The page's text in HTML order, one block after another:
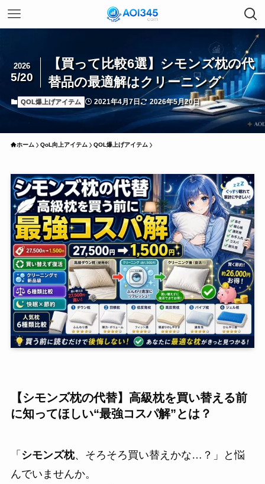
【買って比較6選】シモンズ枕の代
替品の最適解はクリーニング
2026
5/20
QOL爆上げアイテム 2021年4月7日 2026年5月20日
ホーム QoL向上アイテム QOL爆上げアイテム
【シモンズ枕の代替】高級枕を買い替える前
に知ってほしい“最強コスパ解”とは？
「 シモンズ枕、そろそろ買い替えかな…？」と悩
んでいませんか。